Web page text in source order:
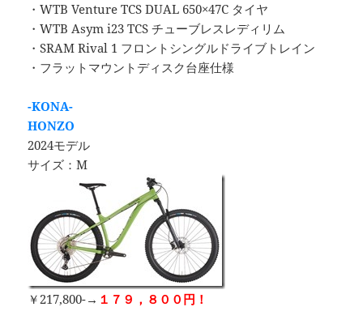
・WTB Venture TCS DUAL 650×47C タイヤ
・WTB Asym i23 TCS チューブレスレディリム
・SRAM Rival 1 フロントシングルドライブトレイン
・フラットマウントディスク台座仕様
-KONA-
HONZO
2024モデル
サイズ：M
￥217,800-→ １７９，８００円！